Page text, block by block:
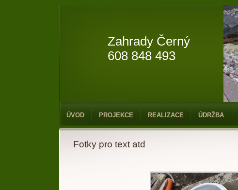
Zahrady Černý
608 848 493
ÚVOD PROJEKCE REALIZACE ÚDRŽBA
Fotky pro text atd